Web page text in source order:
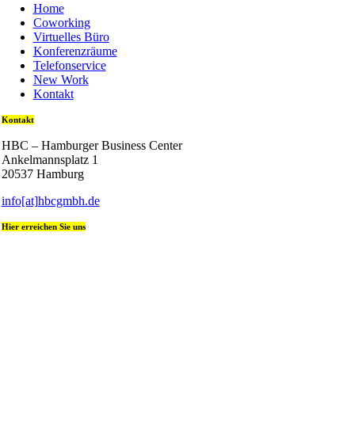
Home
Coworking
Virtuelles Büro
Konferenzräume
Telefonservice
New Work
Kontakt
Kontakt
HBC – Hamburger Business Center
Ankelmannsplatz 1
20537 Hamburg
info[at]hbcgmbh.de
Hier erreichen Sie uns